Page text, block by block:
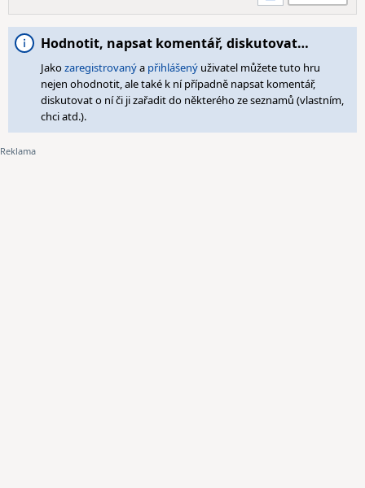
Hodnotit, napsat komentář, diskutovat…
Jakozaregistrovanýa přihlášený uživatel můžete tuto hru
nejen ohodnotit, ale také k ní případně napsat komentář,
diskutovat o ní či ji zařadit do některého ze seznamů (vlastním,
chci atd.).